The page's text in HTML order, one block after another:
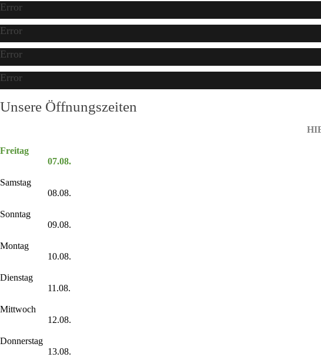
Error
Error
Error
Error
Unsere Öffnungszeiten
Freitag
07.08.
Samstag
08.08.
Sonntag
09.08.
Montag
10.08.
Dienstag
11.08.
Mittwoch
12.08.
Donnerstag
13.08.